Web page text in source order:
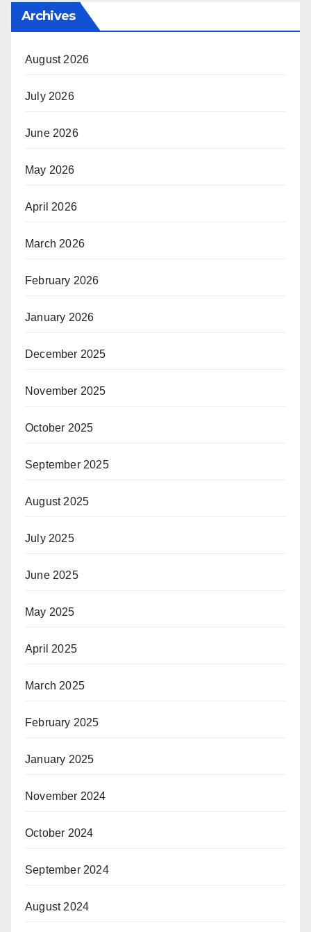
Archives
August 2026
July 2026
June 2026
May 2026
April 2026
March 2026
February 2026
January 2026
December 2025
November 2025
October 2025
September 2025
August 2025
July 2025
June 2025
May 2025
April 2025
March 2025
February 2025
January 2025
November 2024
October 2024
September 2024
August 2024